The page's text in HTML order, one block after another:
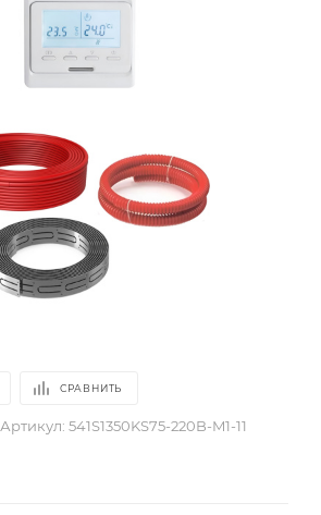
СРАВНИТЬ
Артикул: 541S1350KS75-220B-M1-11